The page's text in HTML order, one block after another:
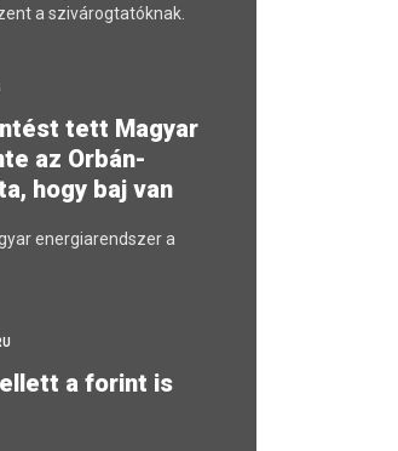
a szivárogtatóknak.
tett Magyar
az Orbán-
hogy baj van
energiarendszer a
a forint is